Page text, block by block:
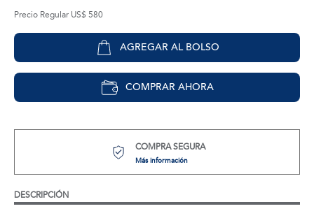
Precio Regular US$ 580
AGREGAR AL BOLSO
COMPRAR AHORA
COMPRA SEGURA
Más información
DESCRIPCIÓN